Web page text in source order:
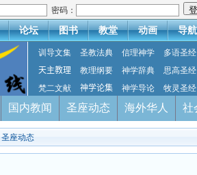
密码：
论坛 图书 教堂 动画 导航
训导文集 圣教法典 信理神学
多语圣经
天主教理
教理纲要 神学辞典
思高圣经
梵二文献
神学论集 神学导论 牧灵圣经
国内教闻 圣座动态 海外华人 社
圣座动态